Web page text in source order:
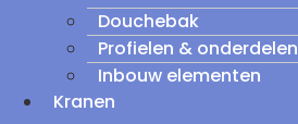
Douchebak
Profielen & onderdelen
Inbouw elementen
Kranen